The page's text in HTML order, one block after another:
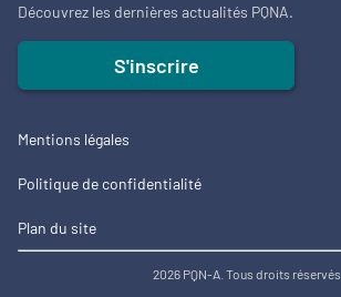
Découvrez les dernières actualités PQNA.
S'inscrire
Mentions légales
Politique de confidentialité
Plan du site
2026 PQN-A. Tous droits réservés.